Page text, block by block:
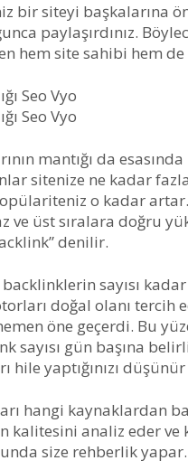
bir siteyi başkalarına
paylaşırdınız.
hem site sahibi hem de
Seo Vyo
Seo Vyo
mantığı da
sitenize ne kadar
o kadar
ve üst sıralara doğru
denilir.
backlinklerin sayısı
doğal olanı tercih
öne geçerdi. Bu
sayısı gün başına
hile yaptığınızı
hangi kaynaklardan
kalitesini analiz eder
size rehberlik yapar.